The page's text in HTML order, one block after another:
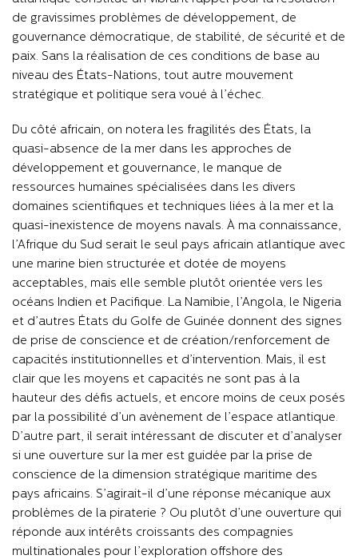
de gravissimes problèmes de développement, de
gouvernance démocratique, de stabilité, de sécurité et de
paix. Sans la réalisation de ces conditions de base au
niveau des États-Nations, tout autre mouvement
stratégique et politique sera voué à l’échec.
Du côté africain, on notera les fragilités des États, la
quasi-absence de la mer dans les approches de
développement et gouvernance, le manque de
ressources humaines spécialisées dans les divers
domaines scientifiques et techniques liées à la mer et la
quasi-inexistence de moyens navals. À ma connaissance,
l’Afrique du Sud serait le seul pays africain atlantique avec
une marine bien structurée et dotée de moyens
acceptables, mais elle semble plutôt orientée vers les
océans Indien et Pacifique. La Namibie, l’Angola, le Nigeria
et d’autres États du Golfe de Guinée donnent des signes
de prise de conscience et de création/renforcement de
capacités institutionnelles et d’intervention. Mais, il est
clair que les moyens et capacités ne sont pas à la
hauteur des défis actuels, et encore moins de ceux posés
par la possibilité d’un avènement de l’espace atlantique.
D’autre part, il serait intéressant de discuter et d’analyser
si une ouverture sur la mer est guidée par la prise de
conscience de la dimension stratégique maritime des
pays africains. S’agirait-il d’une réponse mécanique aux
problèmes de la piraterie ? Ou plutôt d’une ouverture qui
réponde aux intérêts croissants des compagnies
multinationales pour l’exploration offshore des